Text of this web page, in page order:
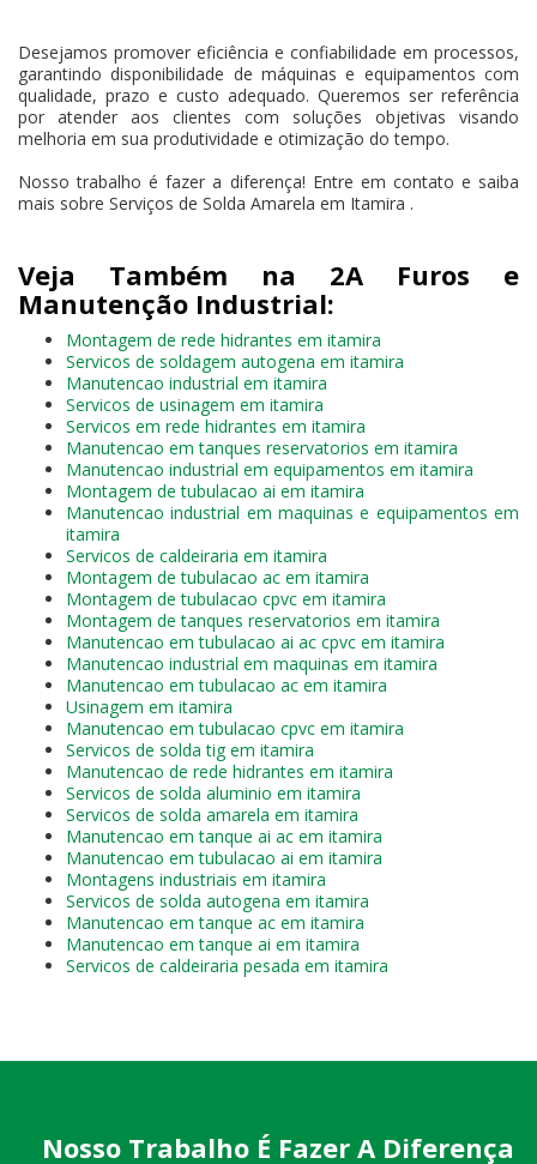
Desejamos promover eficiência e confiabilidade em processos,
garantindo disponibilidade de máquinas e equipamentos com
qualidade, prazo e custo adequado. Queremos ser referência
por atender aos clientes com soluções objetivas visando
melhoria em sua produtividade e otimização do tempo.
Nosso trabalho é fazer a diferença! Entre em contato e saiba
mais sobre Serviços de Solda Amarela em Itamira .
Veja Também na 2A Furos e
Manutenção Industrial:
Montagem de rede hidrantes em itamira
Servicos de soldagem autogena em itamira
Manutencao industrial em itamira
Servicos de usinagem em itamira
Servicos em rede hidrantes em itamira
Manutencao em tanques reservatorios em itamira
Manutencao industrial em equipamentos em itamira
Montagem de tubulacao ai em itamira
Manutencao industrial em maquinas e equipamentos em
itamira
Servicos de caldeiraria em itamira
Montagem de tubulacao ac em itamira
Montagem de tubulacao cpvc em itamira
Montagem de tanques reservatorios em itamira
Manutencao em tubulacao ai ac cpvc em itamira
Manutencao industrial em maquinas em itamira
Manutencao em tubulacao ac em itamira
Usinagem em itamira
Manutencao em tubulacao cpvc em itamira
Servicos de solda tig em itamira
Manutencao de rede hidrantes em itamira
Servicos de solda aluminio em itamira
Servicos de solda amarela em itamira
Manutencao em tanque ai ac em itamira
Manutencao em tubulacao ai em itamira
Montagens industriais em itamira
Servicos de solda autogena em itamira
Manutencao em tanque ac em itamira
Manutencao em tanque ai em itamira
Servicos de caldeiraria pesada em itamira
Nosso Trabalho É Fazer A Diferença